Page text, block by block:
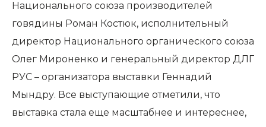
Национального союза производителей
говядины Роман Костюк, исполнительный
директор Национального органического союза
Олег Мироненко и генеральный директор ДЛГ
РУС – организатора выставки Геннадий
Мындру. Все выступающие отметили, что
выставка стала еще масштабнее и интереснее,